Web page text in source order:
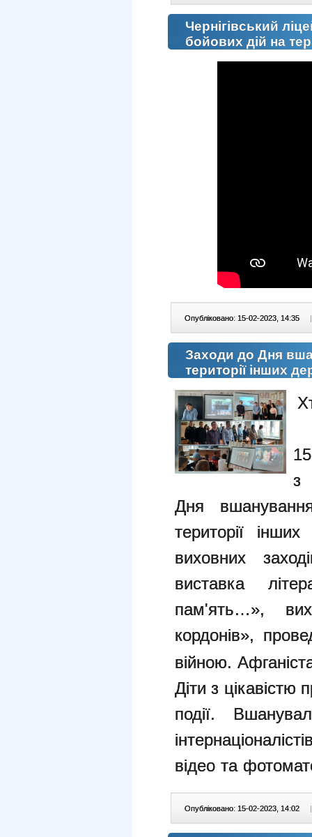
Чернігівський
бойових дій на
Опубліковано: 15-02-2023, 14:35 |
Заходи до Дня
території інших
з
Дня
території
виховних
виставка
пам'ять…»,
кордонів»,
війною.
Діти з цікавістю
події.
відео та
Опубліковано: 15-02-2023, 14:02 |